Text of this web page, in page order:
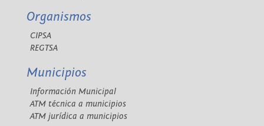
Organismos
CIPSA
REGTSA
Municipios
Información Municipal
ATM técnica a municipios
ATM jurídica a municipios